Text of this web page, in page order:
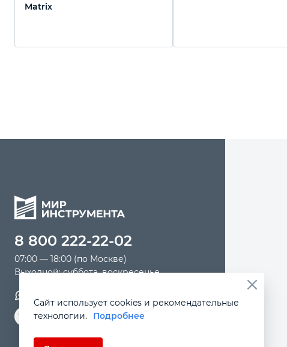
Matrix
8 800 222-22-02
07:00 — 18:00 (по Москве)
Выходной: суббота, воскресенье
Сайт использует cookies и рекомендательные
технологии.
Подробнее